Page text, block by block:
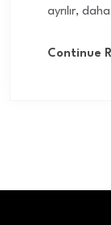
ayrılır,
Continue